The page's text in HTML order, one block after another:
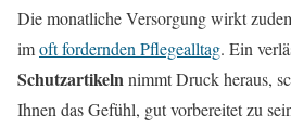
Die monatliche Versorgung wirkt
imoft fordernden Pflegealltag. Ein
Schutzartikelnnimmt Druck heraus,
Ihnen das Gefühl, gut vorbereitet zu